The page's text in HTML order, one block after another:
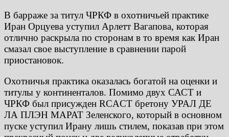
В барраже за титул ЧРКФ в охотничьей практике
Иран Орцуева уступил Арлетт Вагапова, которая
отлично раскрыла по сторонам в то время как Иран
смазал свое выступление в сравнении парой
приостановок.
Охотничья практика оказалась богатой на оценки и
титулы у континенталов. Помимо двух САСТ и
ЧРКФ был присужден RCACT бретону УРАЛ ДЕ
ЛА ПЛЭН МАРАТ Зеленского, который в основном
пуске уступил Ирану лишь стилем, показав при этом